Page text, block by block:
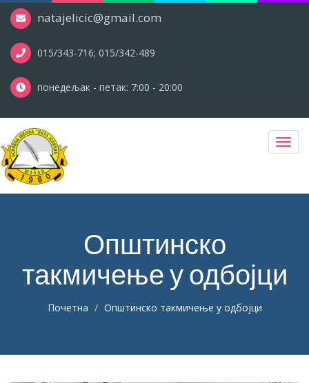
natajelicic@gmail.com
015/343-716; 015/342-489
понедељак - петак: 7:00 - 20:00
Општинско
такмичење у одбојци
Почетна Општинско такмичење у одбојци